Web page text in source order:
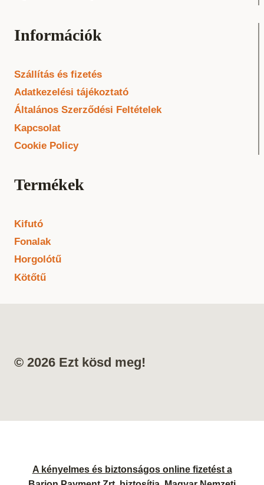
Információk
Szállítás és fizetés
Adatkezelési tájékoztató
Általános Szerződési Feltételek
Kapcsolat
Cookie Policy
Termékek
Kifutó
Fonalak
Horgolótű
Kötőtű
© 2026 Ezt kösd meg!
A kényelmes és biztonságos online fizetést a